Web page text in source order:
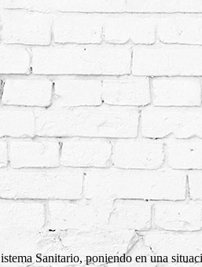
Sanitario, poniendo en una